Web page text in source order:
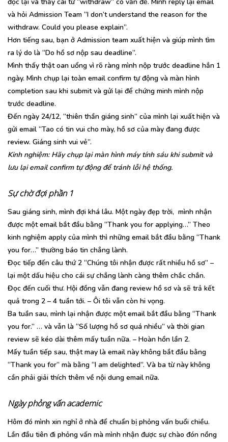
và hỏi Admission Team “I don’t understand the reason for the
withdraw. Could you please explain”.
Hơn tiếng sau, bạn ở Admission team xuất hiện và giúp mình tìm
ra lý do là “Do hồ sơ nộp sau deadline”.
Mình thấy thật oan uổng vì rõ ràng mình nộp trước deadline hẳn 1
ngày. Mình chụp lại toàn email confirm tự động và màn hình
completion sau khi submit và gửi lại để chứng minh mình nộp
trước deadline.
Đến ngày 24/12, “thiên thần giáng sinh” của mình lại xuất hiện và
gửi email “Tao có tin vui cho mày, hồ sơ của mày đang được
review. Giáng sinh vui vẻ”.
Kinh nghiệm: Hãy chụp lại màn hình máy tính sáu khi submit và
lưu lại email confirm tự động để tránh lỗi hệ thống.
Sự chờ đợi phần 1
Sau giáng sinh, mình đợi khá lâu. Một ngày đẹp trời, mình nhận
được một email bắt đầu bằng “Thank you for applying…” Theo
kinh nghiệm apply của mình thì những email bắt đầu bằng “Thank
you for…” thường báo tin chẳng lành.
Đọc tiếp đến câu thứ 2 “Chúng tôi nhận được rất nhiều hồ sơ” –
lại một dấu hiệu cho cái sự chẳng lành càng thêm chắc chắn.
Đọc đến cuối thư. Hội đồng vẫn đang review hồ sơ và sẽ trả kết
quả trong 2 – 4 tuần tới. – Ôi tôi vẫn còn hi vọng.
Ba tuần sau, mình lại nhận được một email bắt đầu bằng “Thank
you for.” … và vẫn là “Số lượng hồ sơ quá nhiều” và thời gian
review sẽ kéo dài thêm mấy tuần nữa. – Hoàn hồn lần 2.
Mấy tuần tiếp sau, thật may là email này không bắt đầu bằng
“Thank you for” mà bằng “I am delighted”. Và ba từ này không
cần phải giải thích thêm về nội dung email nữa.
Ngày phỏng vấn academic
Hôm đó mình xin nghỉ ở nhà để chuẩn bị phỏng vấn buổi chiều.
Lần đầu tiên đi phỏng vấn mà mình nhận được sự chào đón nồng